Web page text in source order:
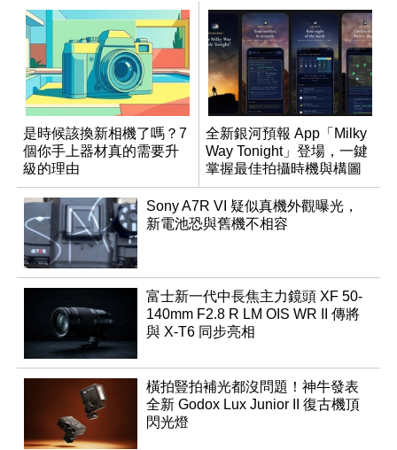
是時候該換新相機了嗎？7
個你手上器材真的需要升
級的理由
全新銀河預報 App「Milky
Way Tonight」登場，一鍵
掌握最佳拍攝時機與構圖
Sony A7R VI 疑似真機外觀曝光，
新電池恐與舊機不相容
富士新一代中長焦主力鏡頭 XF 50-
140mm F2.8 R LM OIS WR II 傳將
與 X-T6 同步亮相
橫拍豎拍補光都沒問題！神牛發表
全新 Godox Lux Junior II 復古機頂
閃光燈